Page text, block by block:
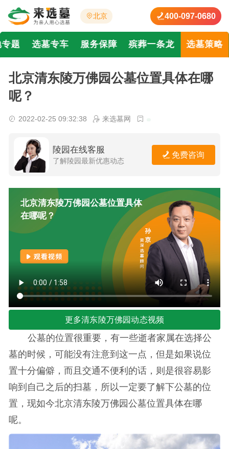
北京 400-097-0680
题 选墓专车 服务保障 殡葬一条龙 选墓策略
北京清东陵万佛园公墓位置具体在哪
呢？
2022-02-25 09:32:38 来选墓网
陵园在线客服
了解陵园最新优惠动态
免费咨询
更多清东陵万佛园动态视频
公墓的位置很重要，有一些逝者家属在选择公
墓的时候，可能没有注意到这一点，但是如果说位
置十分偏僻，而且交通不便利的话，则是很容易影
响到自己之后的扫墓，所以一定要了解下公墓的位
置，现如今北京清东陵万佛园公墓位置具体在哪
呢。